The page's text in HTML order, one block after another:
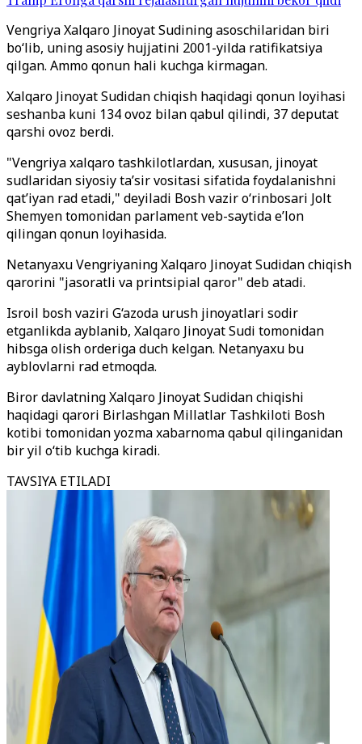
Vengriya Xalqaro Jinoyat Sudining asoschilaridan biri
bo‘lib, uning asosiy hujjatini 2001-yilda ratifikatsiya
qilgan. Ammo qonun hali kuchga kirmagan.
Xalqaro Jinoyat Sudidan chiqish haqidagi qonun loyihasi
seshanba kuni 134 ovoz bilan qabul qilindi, 37 deputat
qarshi ovoz berdi.
"Vengriya xalqaro tashkilotlardan, xususan, jinoyat
sudlaridan siyosiy ta’sir vositasi sifatida foydalanishni
qat’iyan rad etadi," deyiladi Bosh vazir o‘rinbosari Jolt
Shemyen tomonidan parlament veb-saytida e’lon
qilingan qonun loyihasida.
Netanyaxu Vengriyaning Xalqaro Jinoyat Sudidan chiqish
qarorini "jasoratli va printsipial qaror" deb atadi.
Isroil bosh vaziri G‘azoda urush jinoyatlari sodir
etganlikda ayblanib, Xalqaro Jinoyat Sudi tomonidan
hibsga olish orderiga duch kelgan. Netanyaxu bu
ayblovlarni rad etmoqda.
Biror davlatning Xalqaro Jinoyat Sudidan chiqishi
haqidagi qarori Birlashgan Millatlar Tashkiloti Bosh
kotibi tomonidan yozma xabarnoma qabul qilinganidan
bir yil o‘tib kuchga kiradi.
TAVSIYA ETILADI